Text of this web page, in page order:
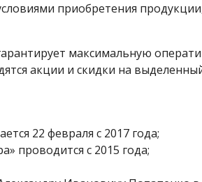
приобретения
максимальную
акции и скидки на
22 февраля с 2017 года;
проводится с 2015 года;